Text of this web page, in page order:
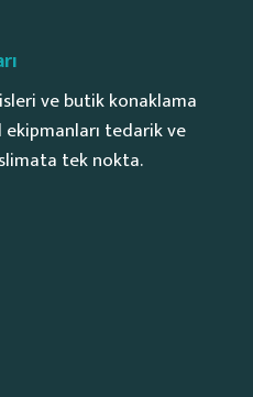
ve butik konaklama
tedarik ve
tek nokta.